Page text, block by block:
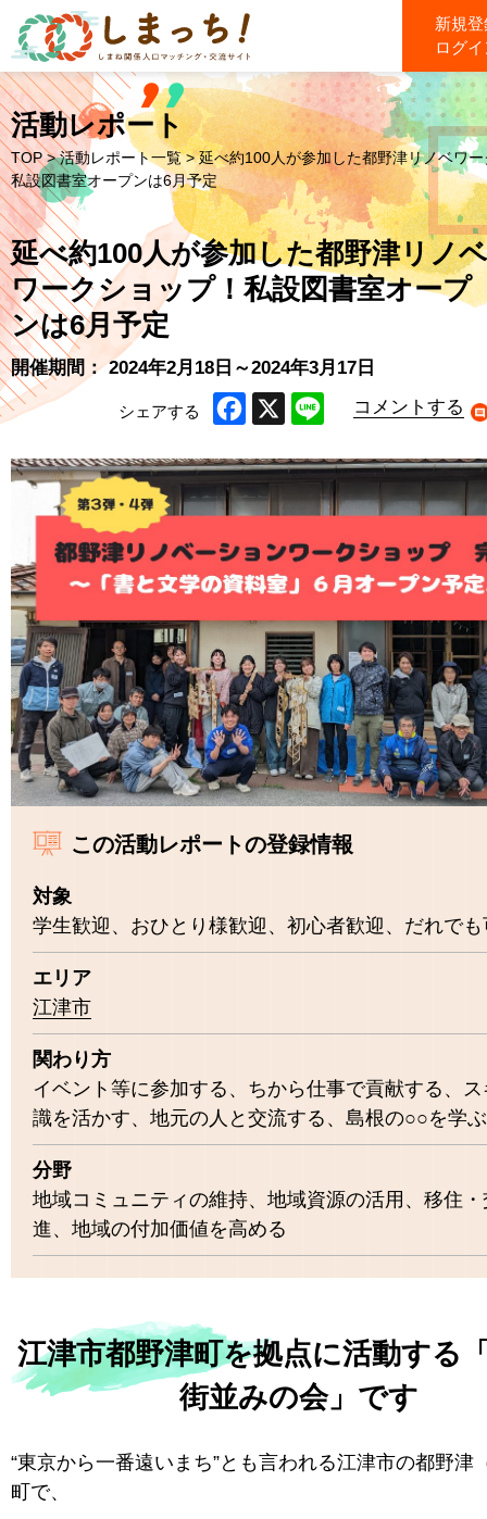
新規
ログ
活動レポート
TOP >活動レポート一覧> 延べ約100人が参加した都野津リノベワ
私設図書室オープンは6月予定
延べ約100人が参加した都野津リノベ
ワークショップ！私設図書室オープ
ンは6月予定
開催期間： 2024年2月18日～2024年3月17日
シェアする
コメントする
この活動レポートの登録情報
対象
学生歓迎、おひとり様歓迎、初心者歓迎、だれでも
エリア
江津市
関わり方
イベント等に参加する、ちから仕事で貢献する、
識を活かす、地元の人と交流する、島根の○○を学ぶ
分野
地域コミュニティの維持、地域資源の活用、移住
進、地域の付加価値を高める
江津市都野津町を拠点に活動する
街並みの会」です
“東京から一番遠いまち”とも言われる江津市の都野津
町で、